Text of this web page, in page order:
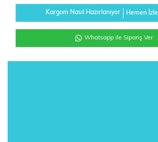
Kargom Nasıl Hazırlanıyor Hemen İzle
Whatsapp ile Sipariş Ver